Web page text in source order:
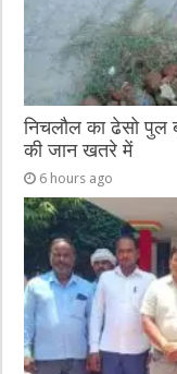
निचलौल का ढेसो पुल
की जान खतरे में
6 hours ago